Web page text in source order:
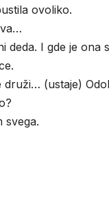
ovoliko.
deda. I gde je ona
druži… (ustaje)
svega.